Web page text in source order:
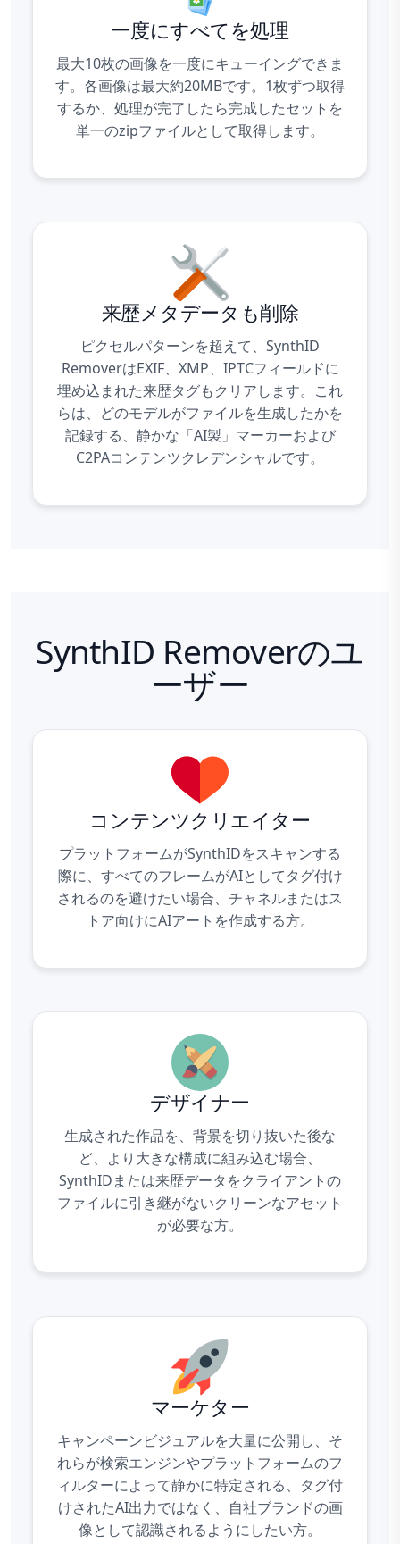
一度にすべてを処理
最大10枚の画像を一度にキューイングできま
す。各画像は最大約20MBです。1枚ずつ取得
するか、処理が完了したら完成したセットを
単一のzipファイルとして取得します。
来歴メタデータも削除
ピクセルパターンを超えて、SynthID
RemoverはEXIF、XMP、IPTCフィールドに
埋め込まれた来歴タグもクリアします。これ
らは、どのモデルがファイルを生成したかを
記録する、静かな「AI製」マーカーおよび
C2PAコンテンツクレデンシャルです。
SynthID Removerのユ
ーザー
コンテンツクリエイター
プラットフォームがSynthIDをスキャンする
際に、すべてのフレームがAIとしてタグ付け
されるのを避けたい場合、チャネルまたはス
トア向けにAIアートを作成する方。
デザイナー
生成された作品を、 背景を切り抜いた後な
ど、より大きな構成に組み込む場合、
SynthIDまたは来歴データをクライアントの
ファイルに引き継がないクリーンなアセット
が必要な方。
マーケター
キャンペーンビジュアルを大量に公開し、そ
れらが検索エンジンやプラットフォームのフ
ィルターによって静かに特定される、タグ付
けされたAI出力ではなく、自社ブランドの画
像として認識されるようにしたい方。